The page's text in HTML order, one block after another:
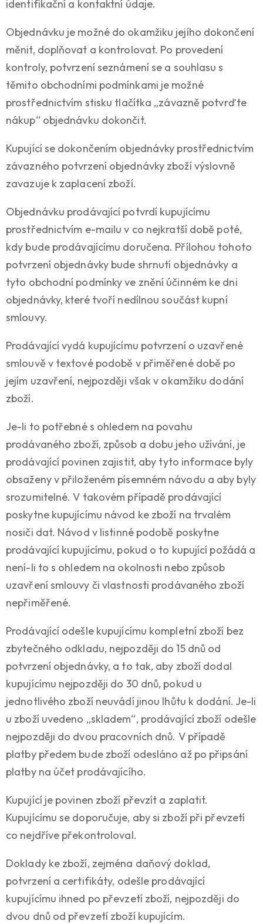
identifikační a kontaktní údaje.
Objednávku je možné do okamžiku jejího dokončení
měnit, doplňovat a kontrolovat. Po provedení
kontroly, potvrzení seznámení se a souhlasu s
těmito obchodními podmínkami je možné
prostřednictvím stisku tlačítka „závazně potvrďte
nákup“ objednávku dokončit.
Kupující se dokončením objednávky prostřednictvím
závazného potvrzení objednávky zboží výslovně
zavazuje k zaplacení zboží.
Objednávku prodávající potvrdí kupujícímu
prostřednictvím e-mailu v co nejkratší době poté,
kdy bude prodávajícímu doručena. Přílohou tohoto
potvrzení objednávky bude shrnutí objednávky a
tyto obchodní podmínky ve znění účinném ke dni
objednávky, které tvoří nedílnou součást kupní
smlouvy.
Prodávající vydá kupujícímu potvrzení o uzavřené
smlouvě v textové podobě v přiměřené době po
jejím uzavření, nejpozději však v okamžiku dodání
zboží.
Je-li to potřebné s ohledem na povahu
prodávaného zboží, způsob a dobu jeho užívání, je
prodávající povinen zajistit, aby tyto informace byly
obsaženy v přiloženém písemném návodu a aby byly
srozumitelné. V takovém případě prodávající
poskytne kupujícímu návod ke zboží na trvalém
nosiči dat. Návod v listinné podobě poskytne
prodávající kupujícímu, pokud o to kupující požádá a
není-li to s ohledem na okolnosti nebo způsob
uzavření smlouvy či vlastnosti prodávaného zboží
nepřiměřené.
Prodávající odešle kupujícímu kompletní zboží bez
zbytečného odkladu, nejpozději do 15 dnů od
potvrzení objednávky, a to tak, aby zboží dodal
kupujícímu nejpozději do 30 dnů, pokud u
jednotlivého zboží neuvádí jinou lhůtu k dodání. Je-li
u zboží uvedeno „skladem“, prodávající zboží odešle
nejpozději do dvou pracovních dnů. V případě
platby předem bude zboží odesláno až po připsání
platby na účet prodávajícího.
Kupující je povinen zboží převzít a zaplatit.
Kupujícímu se doporučuje, aby si zboží při převzetí
co nejdříve překontroloval.
Doklady ke zboží, zejména daňový doklad,
potvrzení a certifikáty, odešle prodávající
kupujícímu ihned po převzetí zboží, nejpozději do
dvou dnů od převzetí zboží kupujícím.